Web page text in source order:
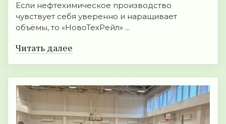
Если нефтехимическое производство
чувствует себя уверенно и наращивает
объёмы, то «НовоТехРейл» ...
Читать далее